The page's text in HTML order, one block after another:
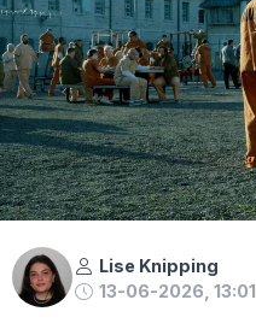
Lise Knipping
13-06-2026, 13:01